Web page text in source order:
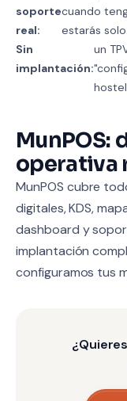
soporte
real:
cuando
estarás solo.
Sin
implantación:
un
MunPOS:
operativa
MunPOS cubre
digitales, KDS,
dashboard y
implantación
configuramos tus